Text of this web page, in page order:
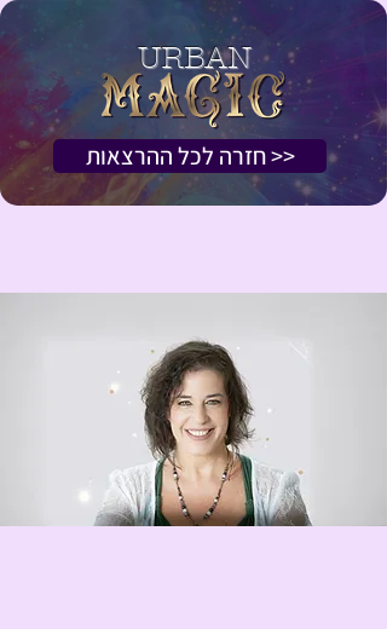
URBAN
<< חזרה לכל ההרצאות